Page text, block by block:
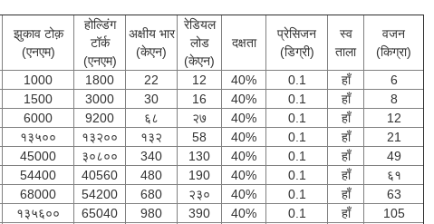
झुकाव टोक़
(एनएम)
होल्डिंग
टॉर्क
(एनएम)
अक्षीय भार
(केएन)
रेडियल
लोड
(केएन)
दक्षता
प्रेसिजन
(डिग्री)
स्व
ताला
वजन
(किग्रा)
1000 1800 22 12 40% 0.1 हाँ
6
1500 3000 30 16 40% 0.1 हाँ
8
6000 9200 ६८ २७ 40% 0.1 हाँ
12
१३५०० १३२०० १३२ 58 40% 0.1 हाँ
21
45000 ३०८०० 340 130 40% 0.1 हाँ
49
54400 40560 480 190 40% 0.1 हाँ
६१
68000 54200 680 २३० 40% 0.1 हाँ
63
१३५६०० 65040 980 390 40% 0.1 हाँ
105